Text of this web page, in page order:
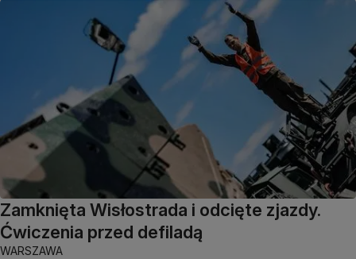
Zamknięta Wisłostrada i odcięte zjazdy.
Ćwiczenia przed defiladą
WARSZAWA